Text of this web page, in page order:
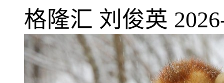
格隆汇 刘俊英